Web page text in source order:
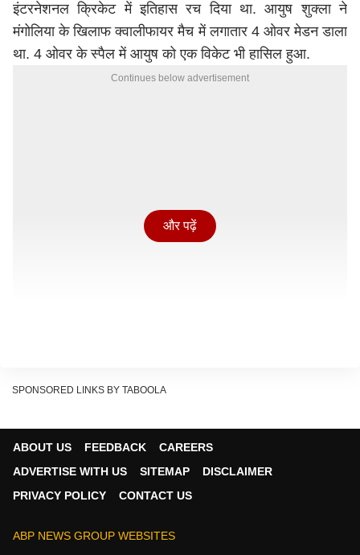
इंटरनेशनल क्रिकेट में इतिहास रच दिया था. आयुष शुक्ला ने
मंगोलिया के खिलाफ क्वालीफायर मैच में लगातार 4 ओवर मेडन डाला
था. 4 ओवर के स्पैल में आयुष को एक विकेट भी हासिल हुआ.
Continues below advertisement
तेज गेंदबाज लॉकी फग्यूर्सन ने टी20 इंटरनेशनल क्रिकेट में लगातार
और पढ़ें
SPONSORED LINKS BY TABOOLA
ABOUT US FEEDBACK
CAREERS
ADVERTISE WITH US
SITEMAP
DISCLAIMER
PRIVACY POLICY
CONTACT US
ABP NEWS GROUP WEBSITES